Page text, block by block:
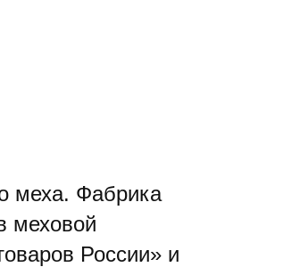
меха. Фабрика
меховой
России» и